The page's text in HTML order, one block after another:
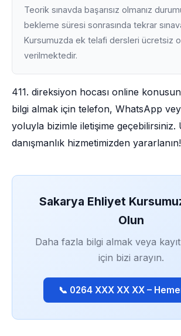
Teorik sınavda başarısız olmanız
bekleme süresi sonrasında tekrar
Kursumuzda ek telafi dersleri ücretsiz
verilmektedir.
411. direksiyon hocası online
bilgi almak için telefon, WhatsApp
yoluyla bizimle iletişime geçebilirsiniz.
danışmanlık hizmetimizden yararlanın!
Sakarya Ehliyet
Olun
Daha fazla bilgi almak veya
için bizi arayın.
📞 0264 XXX XX XX –